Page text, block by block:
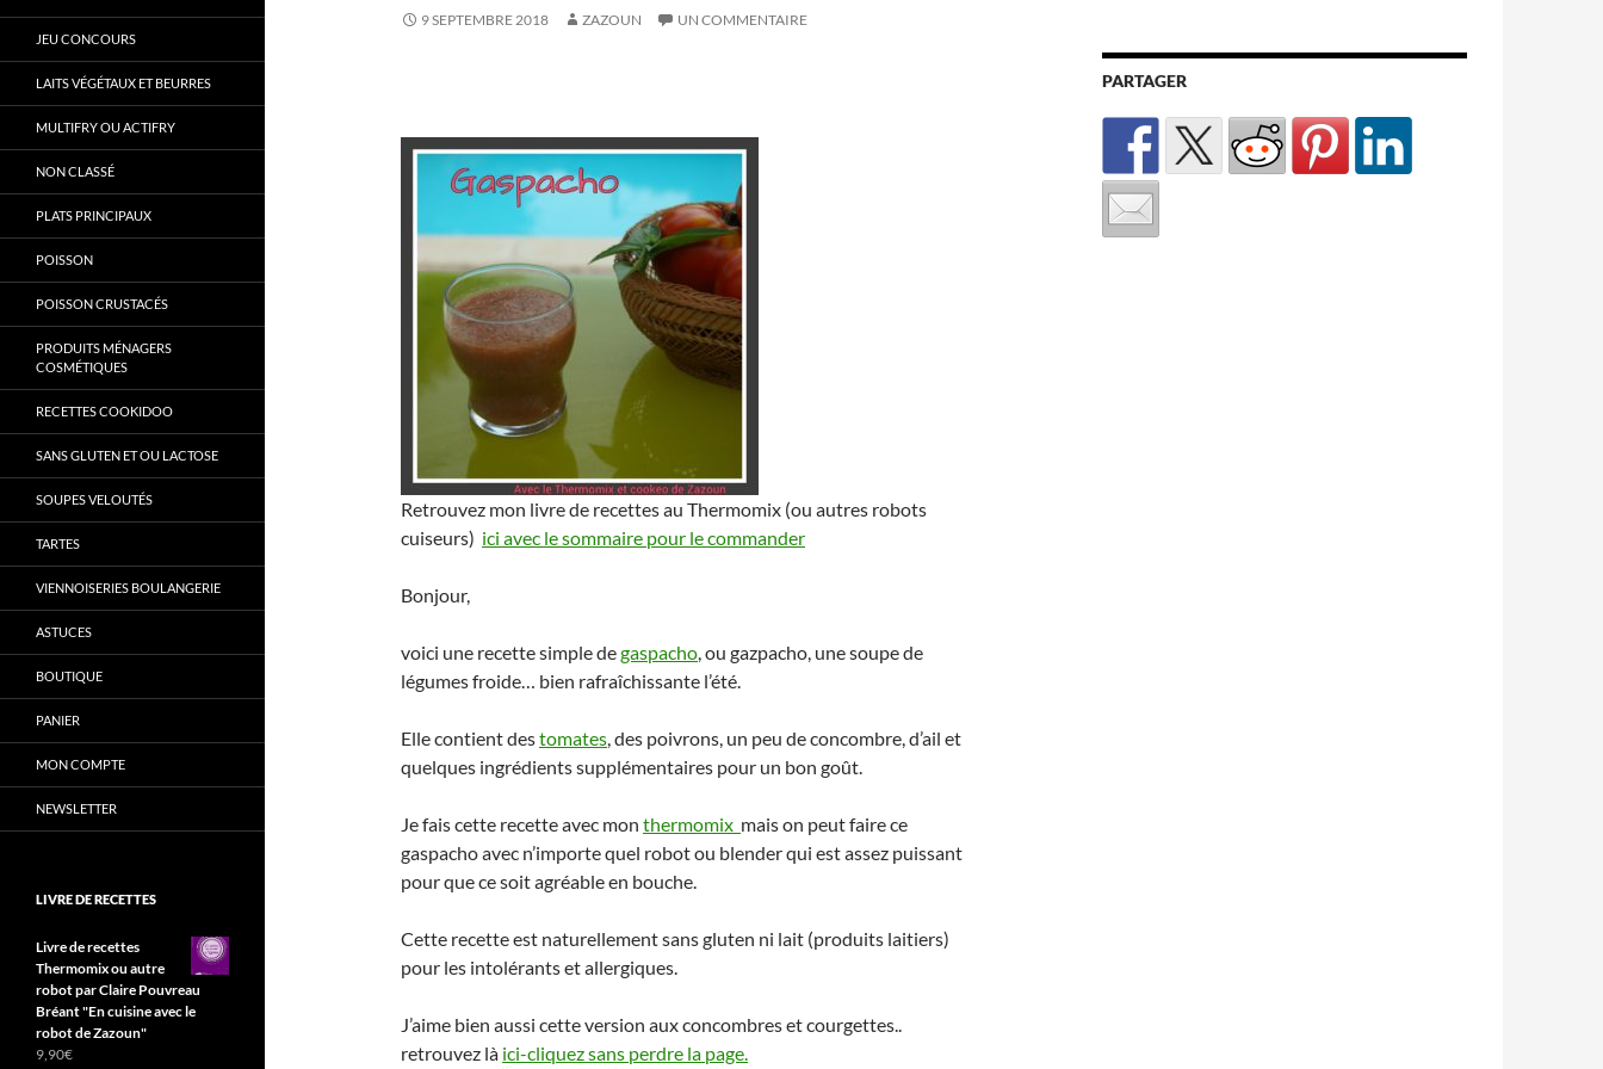
9 SEPTEMBRE 2018 ZAZOUN UN COMMENTAIRE
Retrouvez mon livre de recettes au Thermomix (ou autres robots
cuiseurs) ici avec le sommaire pour le commander
Bonjour,
voici une recette simple degaspacho, ou gazpacho, une soupe de
légumes froide… bien rafraîchissante l’été.
Elle contient destomates, des poivrons, un peu de concombre, d’ail et
quelques ingrédients supplémentaires pour un bon goût.
Je fais cette recette avec mon thermomix mais on peut faire ce
gaspacho avec n’importe quel robot ou blender qui est assez puissant
pour que ce soit agréable en bouche.
Cette recette est naturellement sans gluten ni lait (produits laitiers)
pour les intolérants et allergiques.
J’aime bien aussi cette version aux concombres et courgettes..
retrouvez là ici-cliquez sans perdre la page.
PARTAGER
JEU CONCOURS
LAITS VÉGÉTAUX ET BEURRES
MULTIFRY OU ACTIFRY
NON CLASSÉ
PLATS PRINCIPAUX
POISSON
POISSON CRUSTACÉS
PRODUITS MÉNAGERS
COSMÉTIQUES
RECETTES COOKIDOO
SANS GLUTEN ET OU LACTOSE
SOUPES VELOUTÉS
TARTES
VIENNOISERIES BOULANGERIE
ASTUCES
BOUTIQUE
PANIER
MON COMPTE
NEWSLETTER
LIVRE DE RECETTES
Livre de recettes
Thermomix ou autre
robot par Claire Pouvreau
Bréant "En cuisine avec le
robot de Zazoun"
9,90€